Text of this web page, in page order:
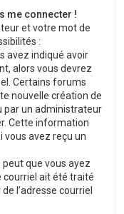
me connecter !
et votre mot de
:
avez indiqué avoir
alors vous devrez
Certains forums
nouvelle création de
par un administrateur
Cette information
vous avez reçu un
peut que vous ayez
courriel ait été traité
l’adresse courriel